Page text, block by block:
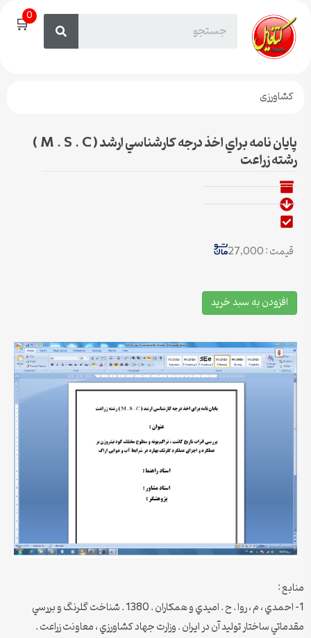
🛒0
کشاورزی
پايان نامه براي اخذ درجه کارشناسي ارشد ( M . S . C )
رشته زراعت
قیمت : 27,000
افزودن به سبد خرید
منابع :
1- احمدي ، م ، روا . ح . اميدي و همکاران . 1380 . شناخت گلرنگ و بررسي
مقدماتي ساختار توليد آن در ايران . وزارت جهاد کشاورزي ، معاونت زراعت .